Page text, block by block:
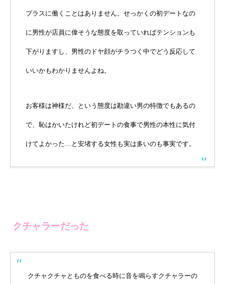
プラスに働くことはありません。せっかくの初デートなの
に男性が店員に偉そうな態度を取っていればテンションも
下がりますし、男性のドヤ顔がチラつく中でどう反応して
いいかもわかりませんよね。
お客様は神様だ、という態度は勘違い男の特徴でもあるの
で、恥はかいたけれど初デートの食事で男性の本性に気付
けてよかった…と安堵する女性も実は多いのも事実です。
クチャラーだった
クチャクチャとものを食べる時に音を鳴らすクチャラーの